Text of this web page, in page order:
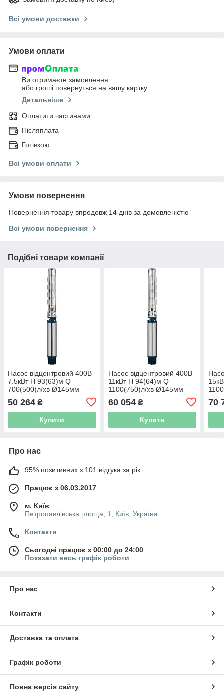
Всі умови доставки
Умови оплати
Ви отримаєте замовлення
або гроші повернуться на вашу картку
Детальніше
Оплатити частинами
Післяплата
Готівкою
Всі умови оплати
Умови повернення
Повернення товару впродовж 14 днів за домовленістю
Всі умови повернення
Подібні товари компанії
Насос відцентровий 400В
7.5кВт H 93(63)м Q
700(500)л/хв Ø145мм
колеса нерж сталь+пульт
(з 3х ЧАСТИН) DONGYIN
6SP30-8 (7777253)
50 264 ₴
Купити
Насос відцентровий 400В
11кВт H 94(64)м Q
1100(750)л/хв Ø145мм
колеса нерж сталь+пульт
(з 3х ЧАСТИН) DONGYIN
6SP46-7 (7777453)
60 054₴
Купити
(з
70
Про нас
95% позитивних з 101 відгука за рік
Працює з 06.03.2017
м. Київ
Петропавлівська площа, 1, Київ, Україна
Контакти
Сьогодні працює з 00:00 до 24:00
Показати весь графік роботи
Про нас
Контакти
Доставка та оплата
Графік роботи
Повна версія сайту